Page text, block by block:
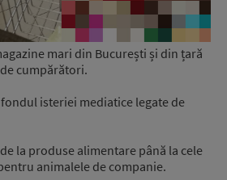
mari din București și din țară
cumpărători.
isteriei mediatice legate de
la produse alimentare până la cele
animalele de companie.